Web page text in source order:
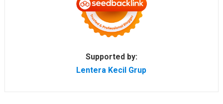
Supported by:
Lentera Kecil Grup